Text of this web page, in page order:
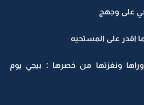
على وجهج
اقدر على المستحيه
ونغزتها من خصرها : بيجي يوم